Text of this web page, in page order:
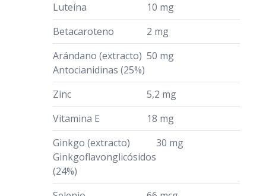
Luteína
10 mg
Betacaroteno
2 mg
Arándano (extracto)
Antocianidinas (25%)
50 mg
Zinc
5,2 mg
Vitamina E
18 mg
Ginkgo (extracto)
Ginkgoflavonglicósidos
(24%)
30 mg